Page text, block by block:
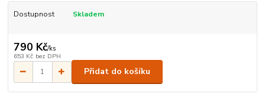
Dostupnost Skladem
790 Kč/ks
653 Kč bez DPH
Přidat do košíku